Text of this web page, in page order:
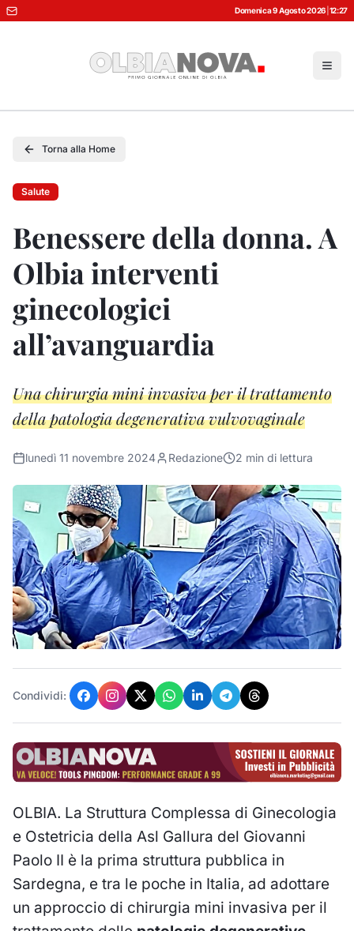
Domenica 9 Agosto 2026 12:27
Torna alla Home
Salute
Benessere della donna. A
Olbia interventi
ginecologici
all’avanguardia
Una chirurgia mini invasiva per il trattamento
della patologia degenerativa vulvovaginale
lunedì 11 novembre 2024 Redazione 2 min di lettura
Condividi:
OLBIA. La Struttura Complessa di Ginecologia
e Ostetricia della Asl Gallura del Giovanni
Paolo II è la prima struttura pubblica in
Sardegna, e tra le poche in Italia, ad adottare
un approccio di chirurgia mini invasiva per il